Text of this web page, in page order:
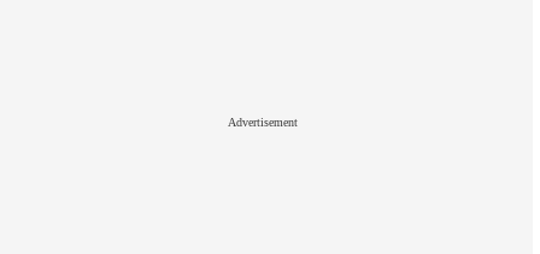
Advertisement